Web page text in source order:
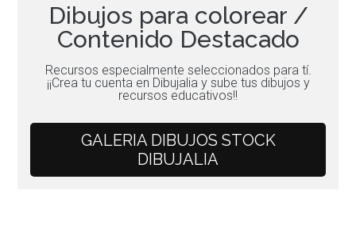
Dibujos para colorear /
Contenido Destacado
Recursos especialmente seleccionados para tí.
¡¡Crea tu cuenta en Dibujalia y sube tus dibujos y
recursos educativos!!
GALERIA DIBUJOS STOCK
DIBUJALIA